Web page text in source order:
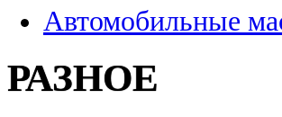
Автомобильные
РАЗНОЕ